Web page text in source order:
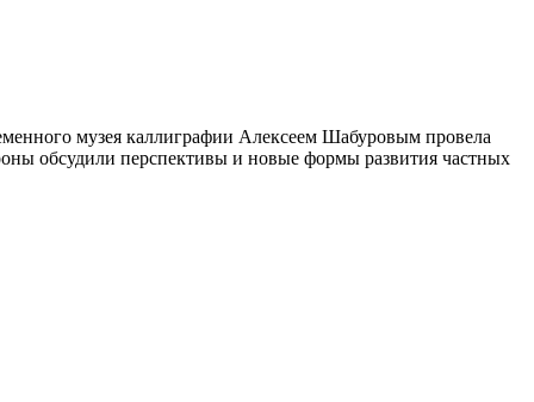
музея каллиграфии Алексеем Шабуровым провела
обсудили перспективы и новые формы развития частных